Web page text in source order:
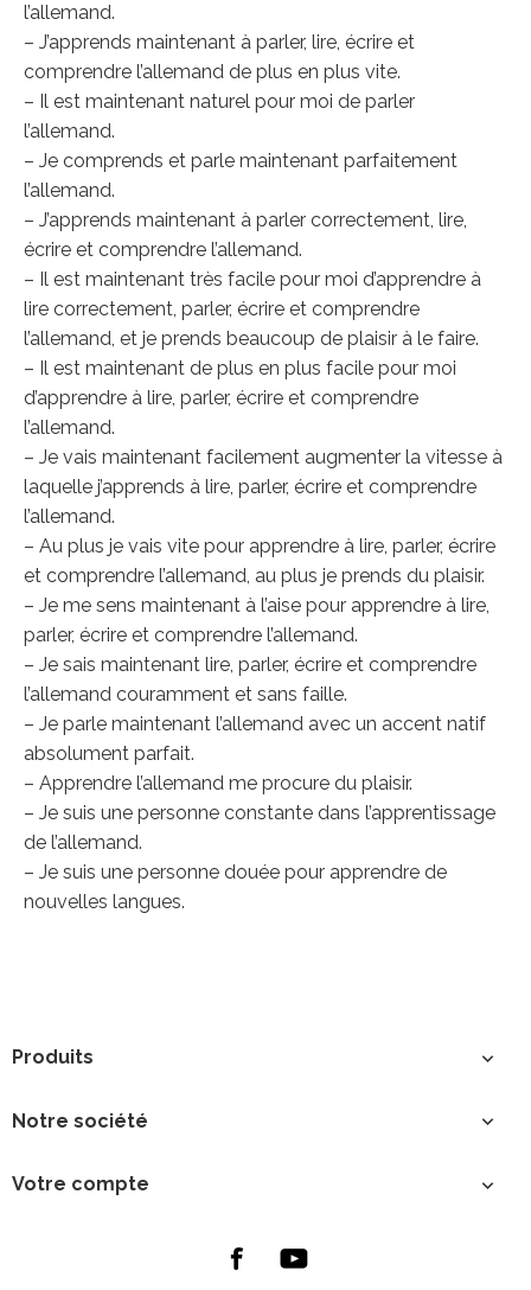
l’allemand.
– J’apprends maintenant à parler, lire, écrire et
comprendre l’allemand de plus en plus vite.
– Il est maintenant naturel pour moi de parler
l’allemand.
– Je comprends et parle maintenant parfaitement
l’allemand.
– J’apprends maintenant à parler correctement, lire,
écrire et comprendre l’allemand.
– Il est maintenant très facile pour moi d’apprendre à
lire correctement, parler, écrire et comprendre
l’allemand, et je prends beaucoup de plaisir à le faire.
– Il est maintenant de plus en plus facile pour moi
d’apprendre à lire, parler, écrire et comprendre
l’allemand.
– Je vais maintenant facilement augmenter la vitesse à
laquelle j’apprends à lire, parler, écrire et comprendre
l’allemand.
– Au plus je vais vite pour apprendre à lire, parler, écrire
et comprendre l’allemand, au plus je prends du plaisir.
– Je me sens maintenant à l’aise pour apprendre à lire,
parler, écrire et comprendre l’allemand.
– Je sais maintenant lire, parler, écrire et comprendre
l’allemand couramment et sans faille.
– Je parle maintenant l’allemand avec un accent natif
absolument parfait.
– Apprendre l’allemand me procure du plaisir.
– Je suis une personne constante dans l’apprentissage
de l’allemand.
– Je suis une personne douée pour apprendre de
nouvelles langues.
Produits 
Notre société 
Votre compte 